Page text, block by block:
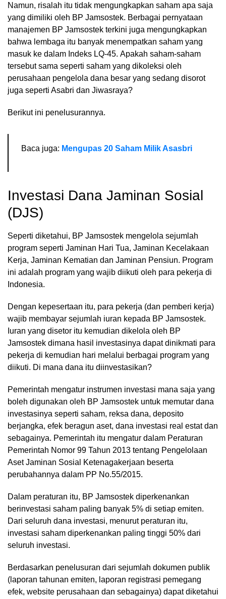
Namun, risalah itu tidak mengungkapkan saham apa saja
yang dimiliki oleh BP Jamsostek. Berbagai pernyataan
manajemen BP Jamsostek terkini juga mengungkapkan
bahwa lembaga itu banyak menempatkan saham yang
masuk ke dalam Indeks LQ-45. Apakah saham-saham
tersebut sama seperti saham yang dikoleksi oleh
perusahaan pengelola dana besar yang sedang disorot
juga seperti Asabri dan Jiwasraya?
Berikut ini penelusurannya.
Baca juga: Mengupas 20 Saham Milik Asasbri
Investasi Dana Jaminan Sosial
(DJS)
Seperti diketahui, BP Jamsostek mengelola sejumlah
program seperti Jaminan Hari Tua, Jaminan Kecelakaan
Kerja, Jaminan Kematian dan Jaminan Pensiun. Program
ini adalah program yang wajib diikuti oleh para pekerja di
Indonesia.
Dengan kepesertaan itu, para pekerja (dan pemberi kerja)
wajib membayar sejumlah iuran kepada BP Jamsostek.
Iuran yang disetor itu kemudian dikelola oleh BP
Jamsostek dimana hasil investasinya dapat dinikmati para
pekerja di kemudian hari melalui berbagai program yang
diikuti. Di mana dana itu diinvestasikan?
Pemerintah mengatur instrumen investasi mana saja yang
boleh digunakan oleh BP Jamsostek untuk memutar dana
investasinya seperti saham, reksa dana, deposito
berjangka, efek beragun aset, dana investasi real estat dan
sebagainya. Pemerintah itu mengatur dalam Peraturan
Pemerintah Nomor 99 Tahun 2013 tentang Pengelolaan
Aset Jaminan Sosial Ketenagakerjaan beserta
perubahannya dalam PP No.55/2015.
Dalam peraturan itu, BP Jamsostek diperkenankan
berinvestasi saham paling banyak 5% di setiap emiten.
Dari seluruh dana investasi, menurut peraturan itu,
investasi saham diperkenankan paling tinggi 50% dari
seluruh investasi.
Berdasarkan penelusuran dari sejumlah dokumen publik
(laporan tahunan emiten, laporan registrasi pemegang
efek, website perusahaan dan sebagainya) dapat diketahui